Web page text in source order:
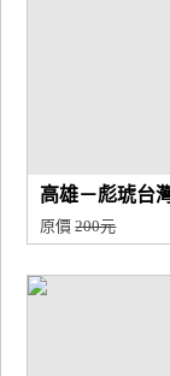
高雄－彪琥台
原價200元